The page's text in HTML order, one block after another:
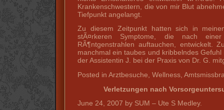
Krankenschwestern, die von mir Blut
Tiefpunkt angelangt.
Zu diesem Zeitpunkt hatten sich in
stÃ¤rkeren Symptome, die nach
RÃ¶ntgenstrahlen auftauchen, entwickelt.
manchmal ein taubes und kribbelndes
der Assistentin J. bei der Praxis von Dr. G.
Posted in Arztbesuche, Wellness,
Verletzungen nach
June 24, 2007 by SUM – Ute S Medley.